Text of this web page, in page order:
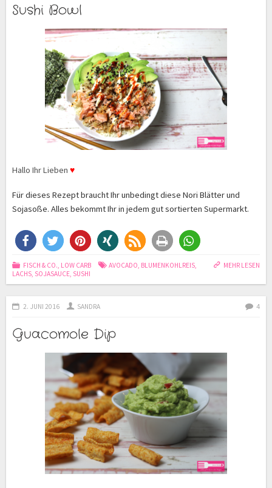
Sushi Bowl
Hallo Ihr Lieben ♥
Für dieses Rezept braucht Ihr unbedingt diese Nori Blätter und
Sojasoße. Alles bekommt Ihr in jedem gut sortierten Supermarkt.
MEHR LESEN
FISCH & CO., LOW CARB AVOCADO, BLUMENKOHLREIS,
LACHS, SOJASAUCE, SUSHI
2. JUNI 2016 SANDRA 4
Guacomole Dip